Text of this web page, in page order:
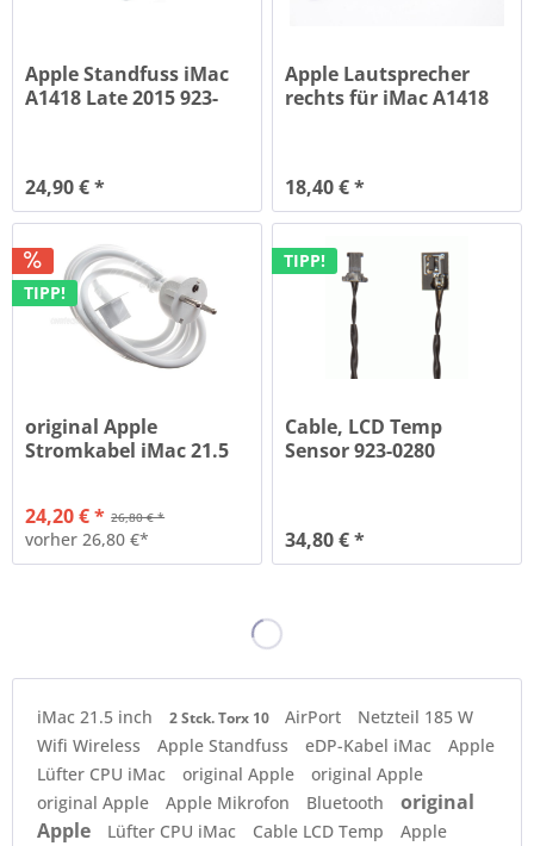
Apple Standfuss iMac
A1418 Late 2015 923-
24,90 € *
Apple Lautsprecher
rechts für iMac A1418
18,40 € *
TIPP!
original Apple
Stromkabel iMac 21.5
26,80 € *
24,20 € *
vorher 26,80 €*
TIPP!
Cable, LCD Temp
Sensor 923-0280
34,80 € *
iMac 21.5 inch 2 Stck. Torx 10 AirPort
Netzteil 185 W
Wifi Wireless
Apple Standfuss eDP-Kabel iMac
Apple
Lüfter CPU iMac
original Apple
original Apple
original Apple
Apple Mikrofon Bluetooth
original
Apple
Lüfter CPU iMac Cable LCD Temp
Apple